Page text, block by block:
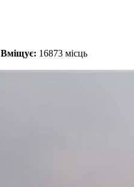
Вміщує: 16873 місць